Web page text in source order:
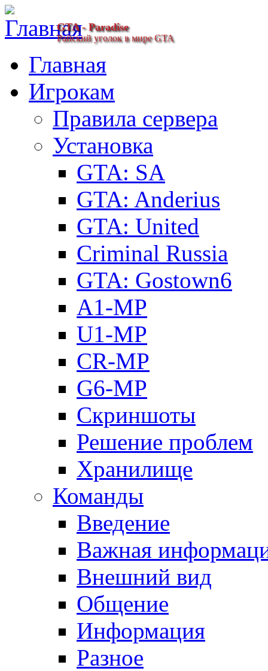
GTA - Paradise
Райский уголок в мире GTA
Главная
Игрокам
Правила сервера
Установка
GTA: SA
GTA: Anderius
GTA: United
Criminal Russia
GTA: Gostown6
A1-MP
U1-MP
CR-MP
G6-MP
Скриншоты
Решение проблем
Хранилище
Команды
Введение
Важная
Внешний вид
Общение
Информация
Разное